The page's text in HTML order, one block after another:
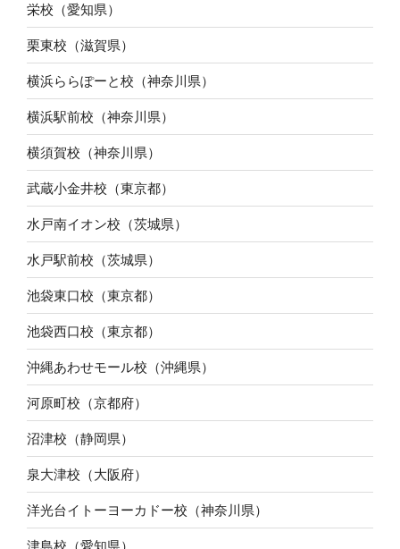
栄校（愛知県）
栗東校（滋賀県）
横浜ららぽーと校（神奈川県）
横浜駅前校（神奈川県）
横須賀校（神奈川県）
武蔵小金井校（東京都）
水戸南イオン校（茨城県）
水戸駅前校（茨城県）
池袋東口校（東京都）
池袋西口校（東京都）
沖縄あわせモール校（沖縄県）
河原町校（京都府）
沼津校（静岡県）
泉大津校（大阪府）
洋光台イトーヨーカドー校（神奈川県）
津島校（愛知県）